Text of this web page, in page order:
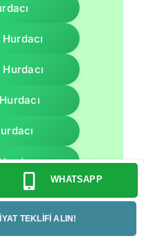
WHATSAPP
TEKLİFİ ALIN!